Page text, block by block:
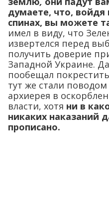
думаете, что, войдя
спинах, вы можете
имел в виду, что
извертелся перед
получить доверие
Западной Украине.
пообещал
тут же стали
архиерея в
власти, хотя ни в
никаких наказаний
прописано.